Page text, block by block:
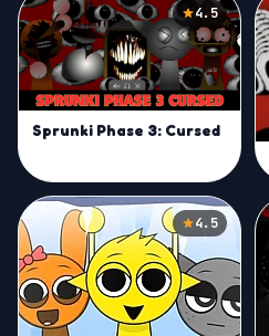
4.5
Sprunki Phase 3: Cursed
4.5